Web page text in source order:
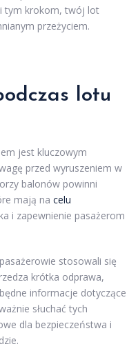
tym krokom, twój lot
przeżyciem.
lotu
jest kluczowym
przed wyruszeniem w
balonów powinni
mają na celu
i zapewnienie pasażerom
stosowali się
krótka odprawa,
informacje dotyczące
słuchać tych
dla bezpieczeństwa i